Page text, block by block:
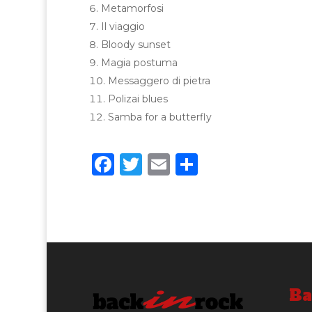
Metamorfosi
Il viaggio
Bloody sunset
Magia postuma
Messaggero di pietra
Polizai blues
Samba for a butterfly
F
o
T E C